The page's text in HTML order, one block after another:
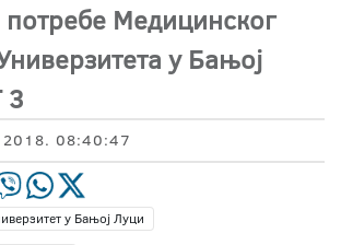
потребе Медицинског
у Бањој
3
2018. 08:40:47
у Бањој Луци